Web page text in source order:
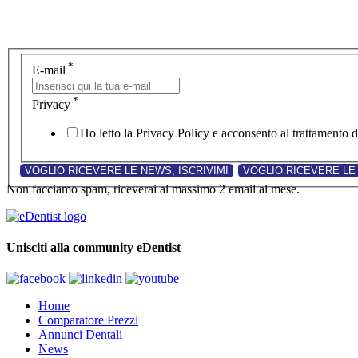
E-mail *
Privacy *
Ho letto la Privacy Policy e acconsento al trattamento
Non facciamo spam, riceverai al massimo 2 email al mese.
Unisciti alla community eDentist
Home
Comparatore Prezzi
Annunci Dentali
News